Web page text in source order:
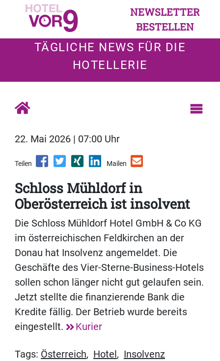
NEWSLETTER
BESTELLEN
TÄGLICHE NEWS FÜR DIE
HOTELLERIE
22. Mai 2026 | 07:00 Uhr
Teilen Mailen
Schloss Mühldorf in
Oberösterreich ist insolvent
Die Schloss Mühldorf Hotel GmbH & Co KG
im österreichischen Feldkirchen an der
Donau hat Insolvenz angemeldet. Die
Geschäfte des Vier-Sterne-Business-Hotels
sollen schon länger nicht gut gelaufen sein.
Jetzt stellte die finanzierende Bank die
Kredite fällig. Der Betrieb wurde bereits
eingestellt.
Kurier
Tags: Österreich, Hotel , Insolvenz